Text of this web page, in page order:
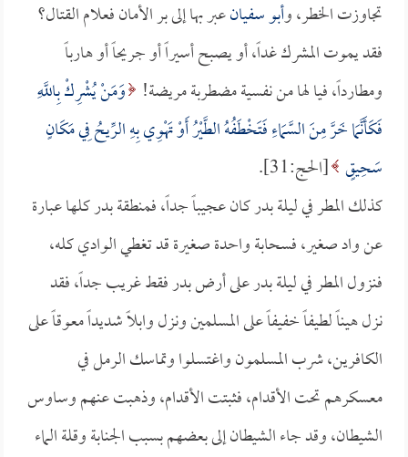
تجاوزت الخطر، وأبو سفيانعبر بها إلى بر الأمان فعلام القتال؟
فقد يموت المشرك غداً، أو يصبح أسيراً أو جريحاً أو هارباً
ومطارداً، فيا لها من نفسية مضطربة مريضة! وَمَنْ يُشْرِكْ بِاللَّهِ
فَكَأَنَّمَا خَرَّ مِنَ السَّمَاءِ فَتَخْطَفُهُ الطَّيْرُ أَوْ تَهْوِي بِهِ الرِّيحُ فِي مَكَانٍ
سَحِيقٍ [الحج:31].
كذلك المطر في ليلة بدر كان عجيباً جداً، فمنطقة بدر كلها عبارة
عن واد صغير، فسحابة واحدة صغيرة قد تغطي الوادي كله،
فنزول المطر في ليلة بدر على أرض بدر فقط غريب جداً، فقد
نزل هيناً لطيفاً خفيفاً على المسلمين ونزل وابلاً شديداً معوقاً على
الكافرين، شرب المسلمون واغتسلوا وتماسك الرمل في
معسكرهم تحت الأقدام، فثبتت الأقدام، وذهبت عنهم وساوس
الشيطان، وقد جاء الشيطان إلى بعضهم بسبب الجنابة وقلة الماء